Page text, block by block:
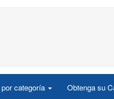
categoría Obtenga su